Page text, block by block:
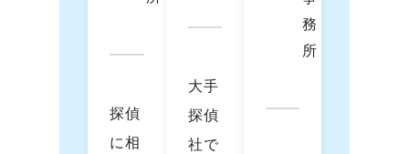
探偵
に相
大手
探偵
社で